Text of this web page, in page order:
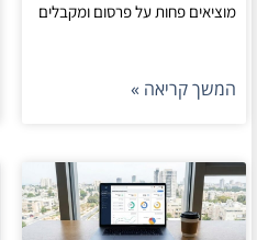
מוציאים פחות על פרסום ומקבלים
המשך קריאה »